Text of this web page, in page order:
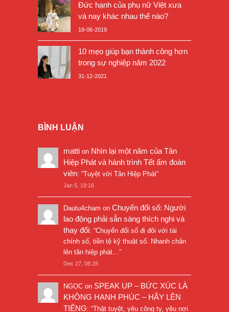
Đức hạnh của phụ nữ Việt xưa
và nay khác nhau thế nào?
18-06-2019
10 mẹo giúp bạn thành công hơn
trong sự nghiệp năm 2022
31-12-2021
BÌNH LUẬN
matti on Nhìn lại một năm của Tân
Hiệp Phát và hành trình Tết ấm đoàn
viên: “Tuyệt vời Tân Hiệp Phát”
Jan 5, 19:16
Dautu4cham on Chuyển đổi số: Người
lao động phải sẵn sàng thích nghi và
thay đổi: “Chuyển đổi số đi đôi với tài
chính số, tiền tệ kỹ thuật số. Nhanh chân
lên tân hiệp phát…”
Dec 27, 08:28
NGỌC on SPEAK UP – BỨC XÚC LÀ
KHÔNG HẠNH PHÚC – HÃY LÊN
TIẾNG: “Thật tuyệt, yêu công ty, yêu nơi